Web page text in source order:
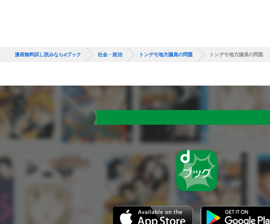
漫画無料試し読みならdブック 社会・政治 トンデモ地方議員の問題 トンデモ地方議員の問題